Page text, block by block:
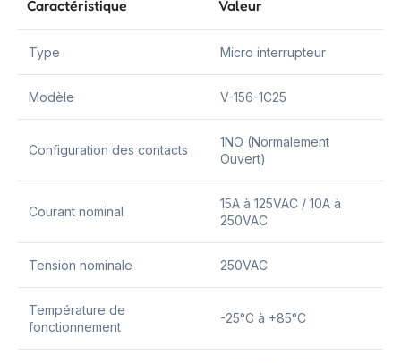
Caractéristique Valeur
Type Micro interrupteur
Modèle V-156-1C25
Configuration des contacts
1NO (Normalement
Ouvert)
Courant nominal
15A à 125VAC / 10A à
250VAC
Tension nominale 250VAC
Température de
fonctionnement
-25°C à +85°C